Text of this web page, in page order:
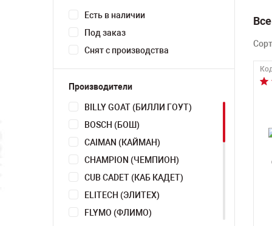
Есть в наличии
Под заказ
Снят с производства
Производители
BILLY GOAT (БИЛЛИ ГОУТ)
BOSCH (БОШ)
CAIMAN (КАЙМАН)
CHAMPION (ЧЕМПИОН)
CUB CADET (КАБ КАДЕТ)
ELITECH (ЭЛИТЕХ)
FLYMO (ФЛИМО)